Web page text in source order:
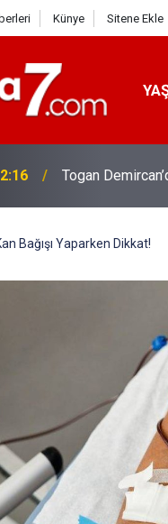
Künye Sitene Ekle
Togan
Bağışı Yaparken Dikkat!